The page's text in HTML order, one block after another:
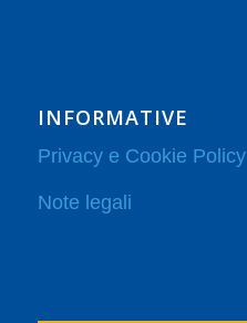
INFORMATIVE
Privacy e Cookie Policy
Note legali